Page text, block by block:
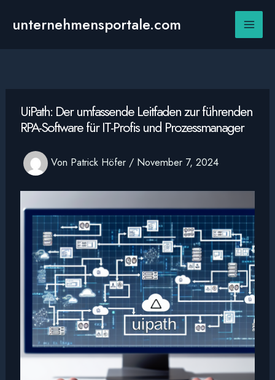
Inhaltunternehmensportale.com
Main
UiPath: Der umfassende Leitfaden zur führenden
RPA-Software für IT-Profis und Prozessmanager
Von Patrick Höfer / November 7, 2024